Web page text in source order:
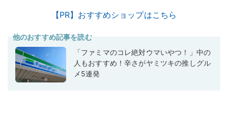
【PR】おすすめショップはこちら
他のおすすめ記事を読む
「ファミマのコレ絶対ウマいやつ！」中の
人もおすすめ！辛さがヤミツキの推しグル
メ5連発